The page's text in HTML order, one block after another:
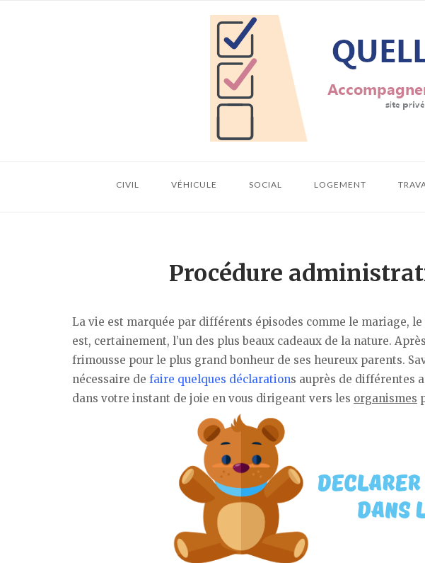
Home
CIVIL VÉHICULE SOCIAL LOGEMENT
Procédure
La vie est marquée par différents épisodes comme le mariage,
est, certainement, l’un des plus beaux cadeaux de la nature.
frimousse pour le plus grand bonheur de ses heureux parents.
nécessaire de faire quelques déclarations auprès de différentes
dans votre instant de joie en vous dirigeant vers les organismes